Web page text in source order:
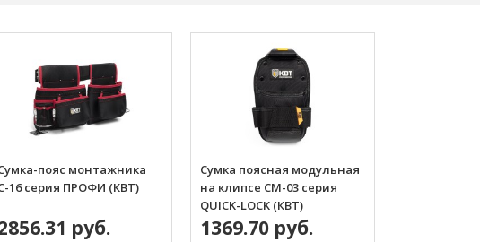
пояс монтажника
16 серия ПРОФИ (КВТ)
руб.
Сумка поясная модульная
на клипсе СМ-03 серия
QUICK-LOCK (КВТ)
1369.70 руб.